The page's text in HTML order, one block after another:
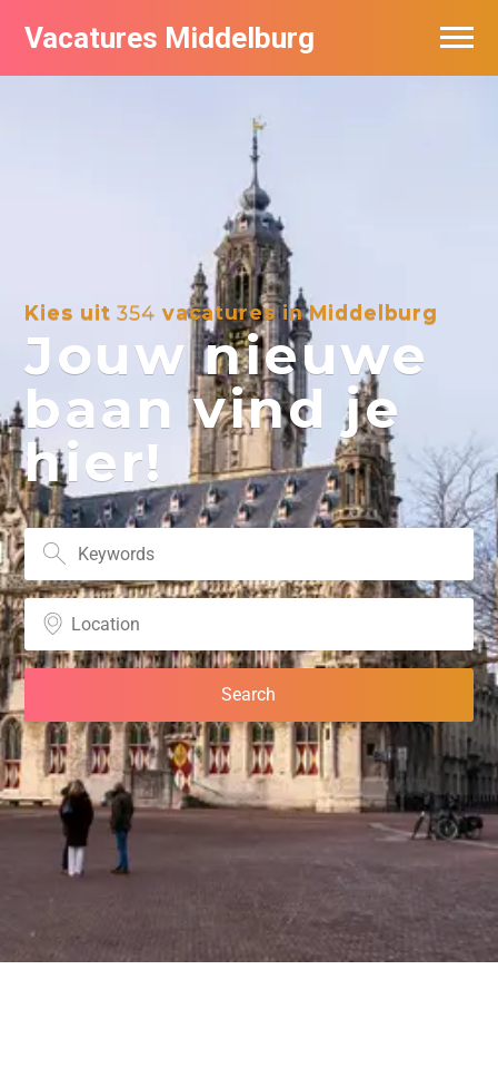
Vacatures Middelburg
Kies uit354 vacatures in Middelburg
Jouw nieuwe
baan vind je
hier!
Vacatures per bedrijf